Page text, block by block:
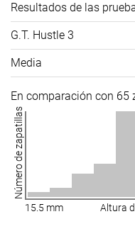
Resultados de las
G.T. Hustle 3
Media
En comparación con
Número de zapatillas
15.5 mm Altura